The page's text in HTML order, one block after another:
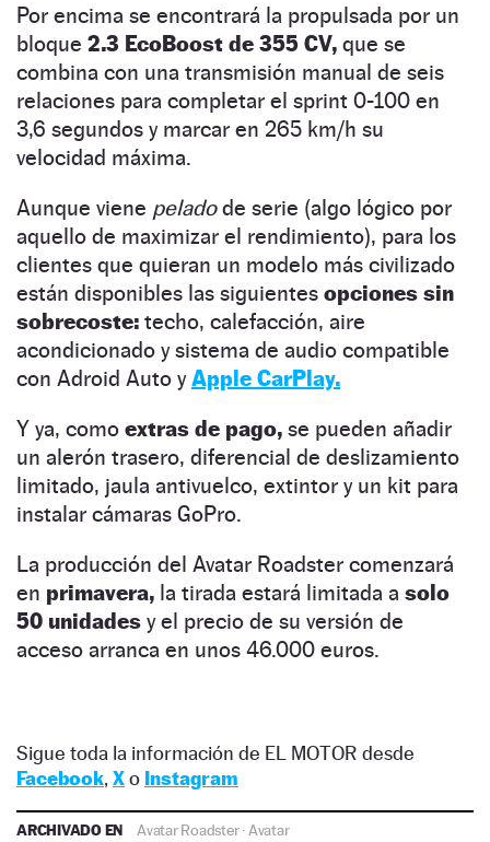
Por encima se encontrará la propulsada por un
bloque 2.3 EcoBoost de 355 CV, que se
combina con una transmisión manual de seis
relaciones para completar el sprint 0-100 en
3,6 segundos y marcar en 265 km/h su
velocidad máxima.
Aunque viene peladode serie (algo lógico por
aquello de maximizar el rendimiento), para los
clientes que quieran un modelo más civilizado
están disponibles las siguientes opciones sin
sobrecoste: techo, calefacción, aire
acondicionado y sistema de audio compatible
con Adroid Auto yApple CarPlay.
Y ya, como extras de pago, se pueden añadir
un alerón trasero, diferencial de deslizamiento
limitado, jaula antivuelco, extintor y un kit para
instalar cámaras GoPro.
La producción del Avatar Roadster comenzará
en primavera, la tirada estará limitada a solo
50 unidades y el precio de su versión de
acceso arranca en unos 46.000 euros.
Sigue toda la información de EL MOTOR desde
Facebook, Xo Instagram
ARCHIVADO EN Avatar Roadster· Avatar